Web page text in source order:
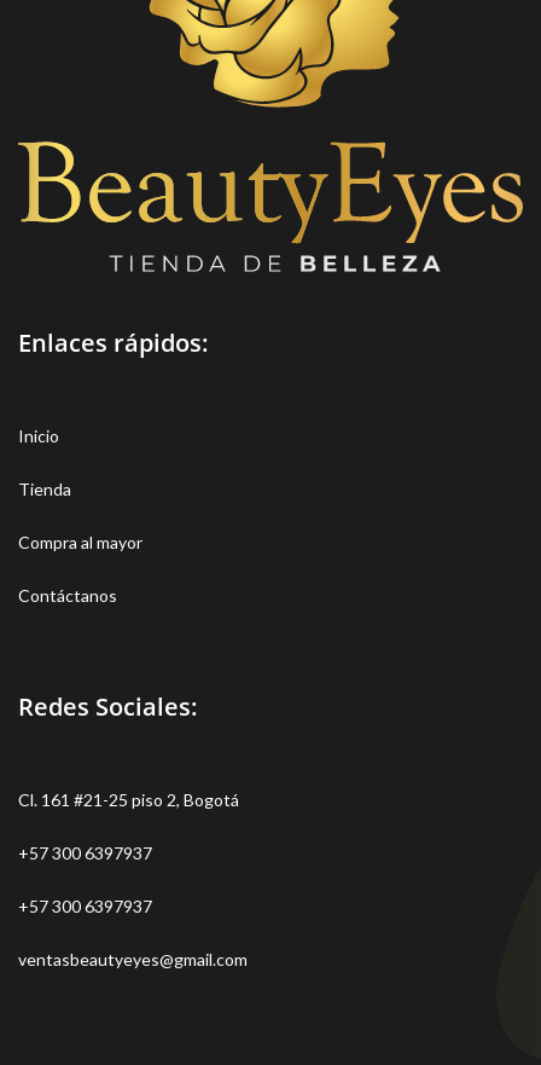
Enlaces rápidos:
Inicio
Tienda
Compra al mayor
Contáctanos
Redes Sociales:
Cl. 161 #21-25 piso 2, Bogotá
+57 300 6397937
+57 300 6397937
ventasbeautyeyes@gmail.com